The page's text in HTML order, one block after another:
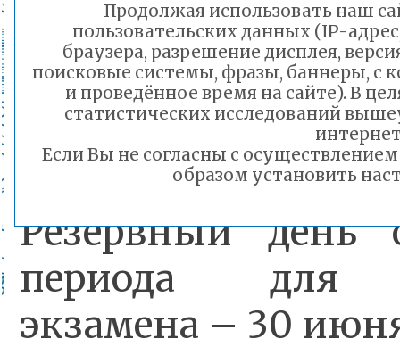
Результаты
известны не
июня.
Резервный день
периода для
экзамена – 30
Продолжая использовать наш
пользовательских данных (IP-
браузера, разрешение дисплея,
поисковые системы, фразы, баннеры, с
и проведённое время на сайте). В
статистических исследований
Если Вы не согласны с
образом установить